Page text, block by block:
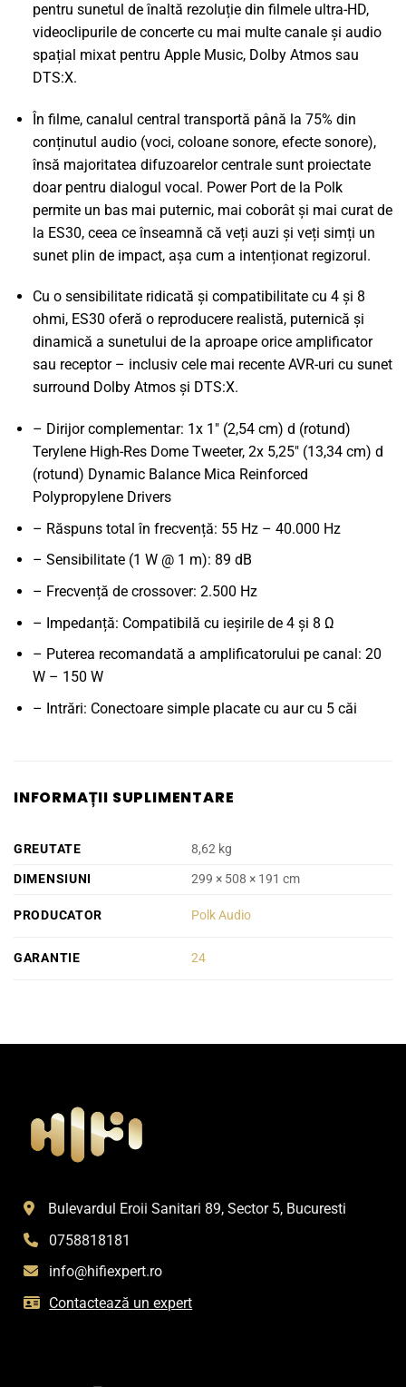
pentru sunetul de înaltă rezoluție din filmele ultra-HD,
videoclipurile de concerte cu mai multe canale și audio
spațial mixat pentru Apple Music, Dolby Atmos sau
DTS:X.
În filme, canalul central transportă până la 75% din
conținutul audio (voci, coloane sonore, efecte sonore),
însă majoritatea difuzoarelor centrale sunt proiectate
doar pentru dialogul vocal. Power Port de la Polk
permite un bas mai puternic, mai coborât și mai curat de
la ES30, ceea ce înseamnă că veți auzi și veți simți un
sunet plin de impact, așa cum a intenționat regizorul.
Cu o sensibilitate ridicată și compatibilitate cu 4 și 8
ohmi, ES30 oferă o reproducere realistă, puternică și
dinamică a sunetului de la aproape orice amplificator
sau receptor – inclusiv cele mai recente AVR-uri cu sunet
surround Dolby Atmos și DTS:X.
– Dirijor complementar: 1x 1" (2,54 cm) d (rotund)
Terylene High-Res Dome Tweeter, 2x 5,25" (13,34 cm) d
(rotund) Dynamic Balance Mica Reinforced
Polypropylene Drivers
– Răspuns total în frecvență: 55 Hz – 40.000 Hz
– Sensibilitate (1 W @ 1 m): 89 dB
– Frecvență de crossover: 2.500 Hz
– Impedanță: Compatibilă cu ieșirile de 4 și 8 Ω
– Puterea recomandată a amplificatorului pe canal: 20
W – 150 W
– Intrări: Conectoare simple placate cu aur cu 5 căi
INFORMAȚII SUPLIMENTARE
GREUTATE
8,62 kg
DIMENSIUNI
299 × 508 × 191 cm
PRODUCATOR Polk Audio
GARANTIE 24
Bulevardul Eroii Sanitari 89, Sector 5, Bucuresti
0758818181
info@hifiexpert.ro
Contactează un expert